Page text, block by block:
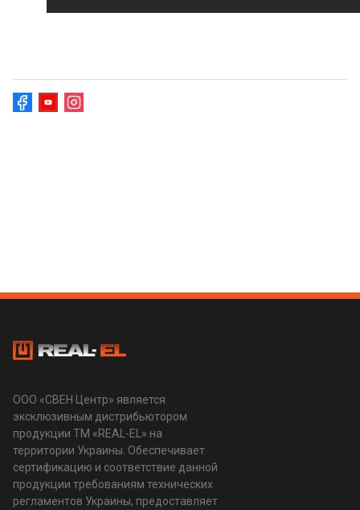
ООО «СВЕН Центр» является
эксклюзивным дистрибьютором
продукции ТМ «REAL-EL» на
территории Украины. Обеспечивает
сертификацию и соответствие данной
продукции требованиям технических
регламентов Украины, предоставляет